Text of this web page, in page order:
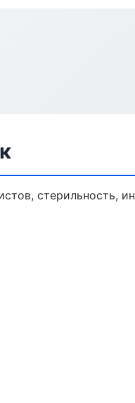
стерильность,